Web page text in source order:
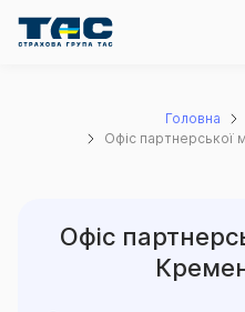
Головна
Офіс
Офіс